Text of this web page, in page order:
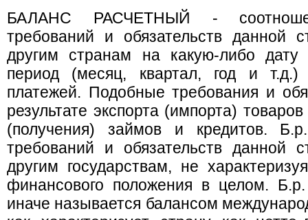
БАЛАНС РАСЧЕТНЫЙ -
требований и обязательств данной
другим странам на какую-либо
период (месяц, квартал, год и т.д.)
платежей. Подобные требования и
результате экспорта (импорта)
(получения) займов и кредитов.
требований и обязательств данной
другим государствам, не
финансового положения в целом.
иначе называется балансом